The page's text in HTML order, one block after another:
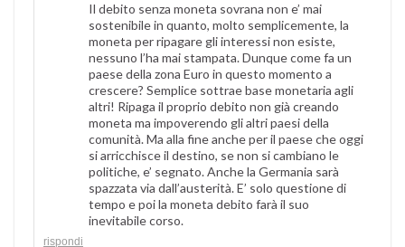
Il debito senza moneta sovrana non e’ mai
sostenibile in quanto, molto semplicemente, la
moneta per ripagare gli interessi non esiste,
nessuno l’ha mai stampata. Dunque come fa un
paese della zona Euro in questo momento a
crescere? Semplice sottrae base monetaria agli
altri! Ripaga il proprio debito non già creando
moneta ma impoverendo gli altri paesi della
comunità. Ma alla fine anche per il paese che oggi
si arricchisce il destino, se non si cambiano le
politiche, e’ segnato. Anche la Germania sarà
spazzata via dall’austerità. E’ solo questione di
tempo e poi la moneta debito farà il suo
inevitabile corso.
rispondi